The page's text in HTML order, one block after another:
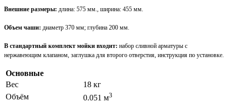
Внешние размеры: длина: 575 мм., ширина: 455 мм.
Объем чаши: диаметр 370 мм; глубина 200 мм.
В стандартный комплект мойки входит: набор сливной арматуры с
нержавеющим клапаном, заглушка для второго отверстия, инструкция по установке.
Основные
Вес
18 кг
Объём
0.051 м3